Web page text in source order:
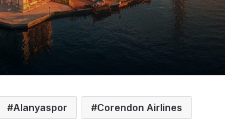
Alanyaspor Corendon Airlines